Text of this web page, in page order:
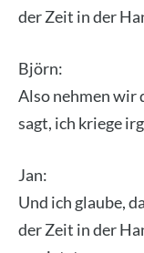
der Zeit in der
Björn:
Also neh­men wir
sagt, ich krie­ge
Jan:
Und ich glau­be,
der Zeit in der